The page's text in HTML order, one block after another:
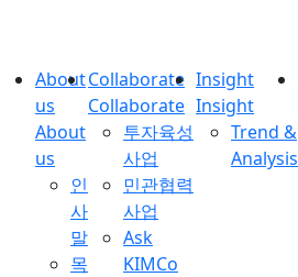
About
us
About
us
인
사
말
목
Collaborate
Collaborate
투자육성
사업
민관협력
사업
Ask
KIMCo
Insight
Insight
Trend &
Analysis